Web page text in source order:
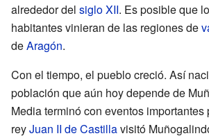
alrededor del siglo XII. Es posible que
habitantes vinieran de las regiones de
deAragón.
Con el tiempo, el pueblo creció. Así
población que aún hoy depende de
Media terminó con eventos
reyJuan II de Castillavisitó